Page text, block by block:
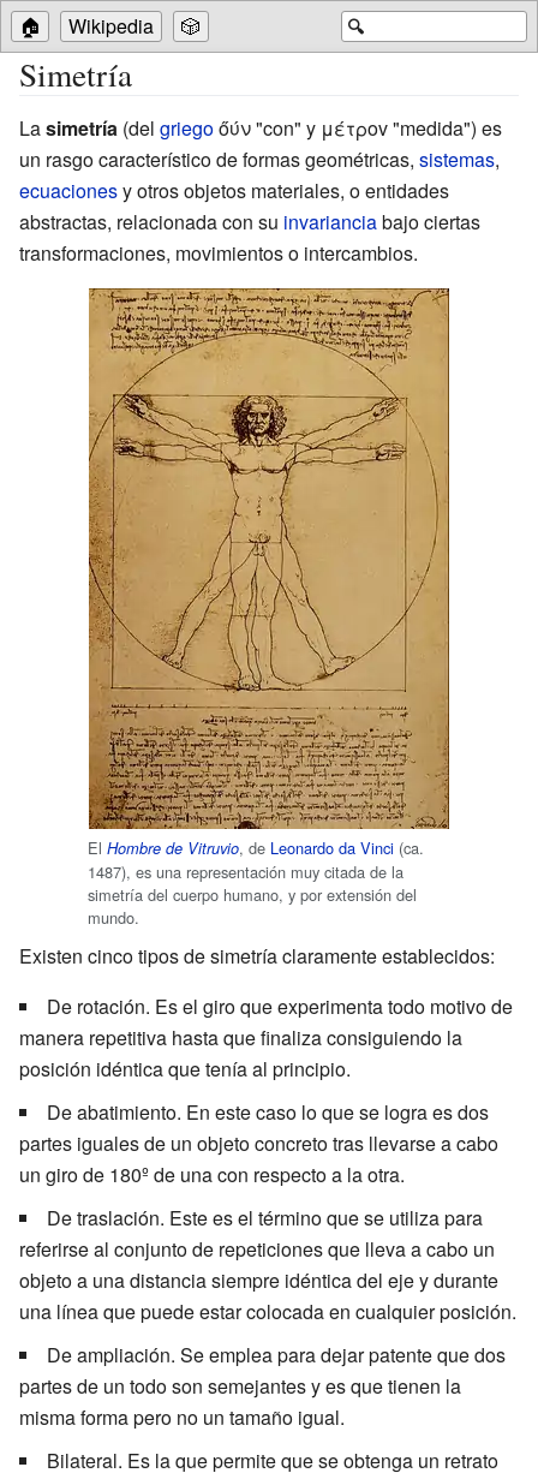
🔍
🏠 Wikipedia 🎲
Simetría
Lasimetría (del griegoőύν "con" y μέτροv "medida") es
un rasgo característico de formas geométricas, sistemas,
ecuacionesy otros objetos materiales, o entidades
abstractas, relacionada con su invarianciabajo ciertas
transformaciones, movimientos o intercambios.
El Hombre de Vitruvio, de Leonardo da Vinci (ca.
1487), es una representación muy citada de la
simetría del cuerpo humano, y por extensión del
mundo.
Existen cinco tipos de simetría claramente establecidos:
De rotación. Es el giro que experimenta todo motivo de
manera repetitiva hasta que finaliza consiguiendo la
posición idéntica que tenía al principio.
De abatimiento. En este caso lo que se logra es dos
partes iguales de un objeto concreto tras llevarse a cabo
un giro de 180º de una con respecto a la otra.
De traslación. Este es el término que se utiliza para
referirse al conjunto de repeticiones que lleva a cabo un
objeto a una distancia siempre idéntica del eje y durante
una línea que puede estar colocada en cualquier posición.
De ampliación. Se emplea para dejar patente que dos
partes de un todo son semejantes y es que tienen la
misma forma pero no un tamaño igual.
Bilateral. Es la que permite que se obtenga un retrato